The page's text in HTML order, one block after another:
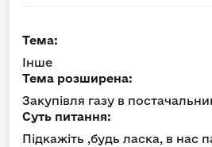
Тема:
Інше
Тема розширена:
Закупівля газу в
Суть питання:
Підкажіть ,будь ласка, в нас